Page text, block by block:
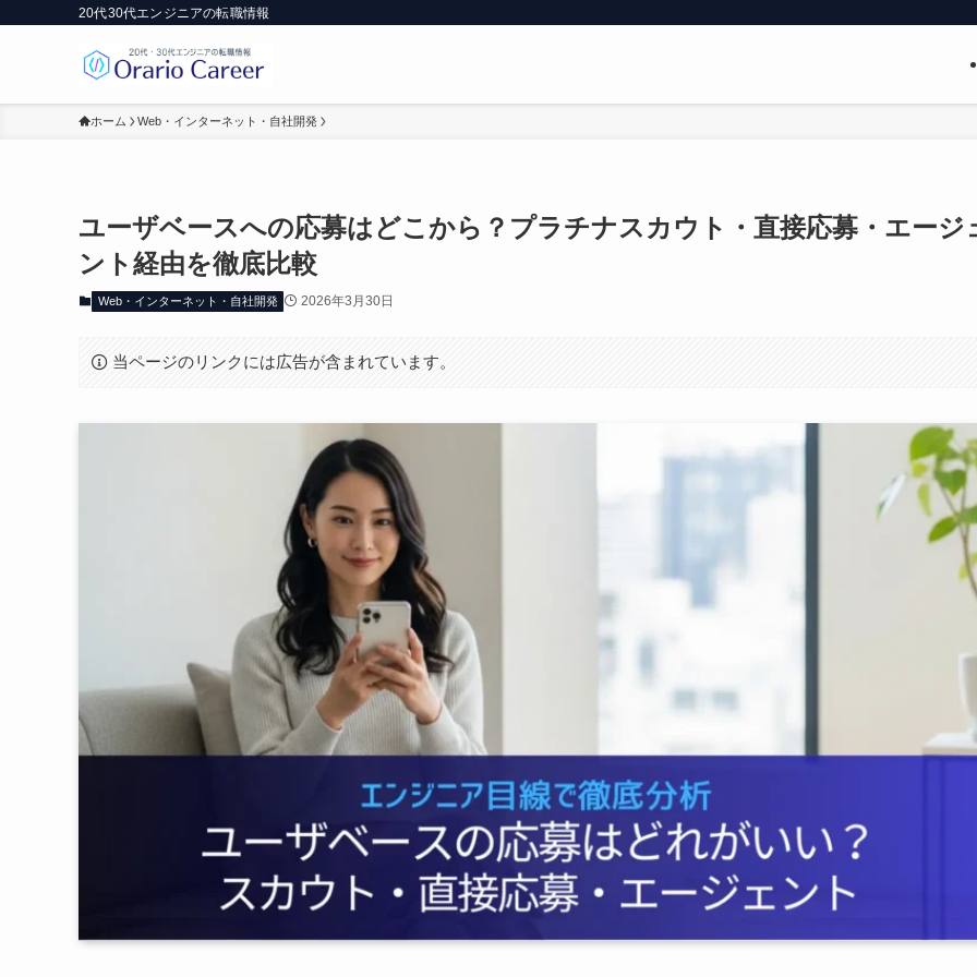
20代30代エンジニアの転職情報
ホーム Web・インターネット・自社開発
ユーザベースへの応募はどこから？プラチナスカウト・直接応募・エージ
ント経由を徹底比較
Web・インターネット・自社開発 2026年3月30日
当ページのリンクには広告が含まれています。